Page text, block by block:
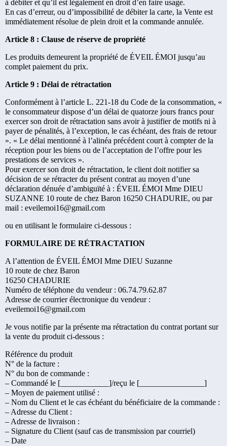
à débiter et qu’il est légalement en droit d’en faire usage.
En cas d’erreur, ou d’impossibilité de débiter la carte, la Vente est
immédiatement résolue de plein droit et la commande annulée.
Article 8 : Clause de réserve de propriété
Les produits demeurent la propriété de ÉVEIL ÉMOI jusqu’au
complet paiement du prix.
Article 9 : Délai de rétractation
Conformément à l’article L. 221-18 du Code de la consommation, «
le consommateur dispose d’un délai de quatorze jours francs pour
exercer son droit de rétractation sans avoir à justifier de motifs ni à
payer de pénalités, à l’exception, le cas échéant, des frais de retour
». « Le délai mentionné à l’alinéa précédent court à compter de la
réception pour les biens ou de l’acceptation de l’offre pour les
prestations de services ».
Pour exercer son droit de rétractation, le client doit notifier sa
décision de se rétracter du présent contrat au moyen d’une
déclaration dénuée d’ambiguïté à : ÉVEIL ÉMOI Mme DIEU
SUZANNE 10 route de chez Baron 16250 CHADURIE, ou par
mail : eveilemoi16@gmail.com
ou en utilisant le formulaire ci-dessous :
FORMULAIRE DE RÉTRACTATION
A l’attention de ÉVEIL ÉMOI Mme DIEU Suzanne
10 route de chez Baron
16250 CHADURIE
Numéro de téléphone du vendeur : 06.74.79.62.87
Adresse de courrier électronique du vendeur :
eveilemoi16@gmail.com
Je vous notifie par la présente ma rétractation du contrat portant sur
la vente du produit ci-dessous :
Référence du produit
N° de la facture :
N° du bon de commande :
– Commandé le [____________]/reçu le [________________]
– Moyen de paiement utilisé :
– Nom du Client et le cas échéant du bénéficiaire de la commande :
– Adresse du Client :
– Adresse de livraison :
– Signature du Client (sauf cas de transmission par courriel)
– Date